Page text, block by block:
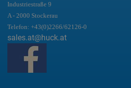
Industriestraße 9
A - 2000 Stockerau
Telefon: +43(0)2266/62126-0
sales.at@huck.at